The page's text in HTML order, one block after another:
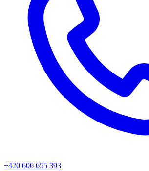
+420 606 655 393